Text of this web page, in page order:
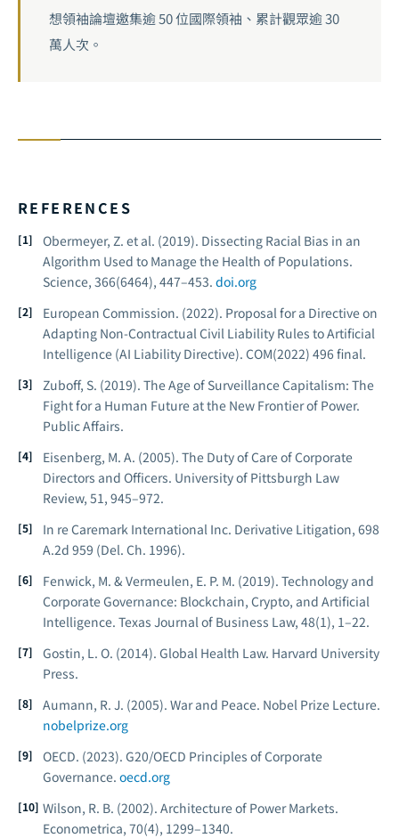
想領袖論壇邀集逾 50 位國際領袖、累計觀眾逾 30
萬人次。
REFERENCES
Obermeyer, Z. et al. (2019). Dissecting Racial Bias in an
Algorithm Used to Manage the Health of Populations.
Science, 366(6464), 447–453. doi.org
European Commission. (2022). Proposal for a Directive on
Adapting Non-Contractual Civil Liability Rules to Artificial
Intelligence (AI Liability Directive). COM(2022) 496 final.
Zuboff, S. (2019). The Age of Surveillance Capitalism: The
Fight for a Human Future at the New Frontier of Power.
Public Affairs.
Eisenberg, M. A. (2005). The Duty of Care of Corporate
Directors and Officers. University of Pittsburgh Law
Review, 51, 945–972.
In re Caremark International Inc. Derivative Litigation, 698
A.2d 959 (Del. Ch. 1996).
Fenwick, M. & Vermeulen, E. P. M. (2019). Technology and
Corporate Governance: Blockchain, Crypto, and Artificial
Intelligence. Texas Journal of Business Law, 48(1), 1–22.
Gostin, L. O. (2014). Global Health Law. Harvard University
Press.
Aumann, R. J. (2005). War and Peace. Nobel Prize Lecture.
nobelprize.org
OECD. (2023). G20/OECD Principles of Corporate
Governance. oecd.org
Wilson, R. B. (2002). Architecture of Power Markets.
Econometrica, 70(4), 1299–1340.